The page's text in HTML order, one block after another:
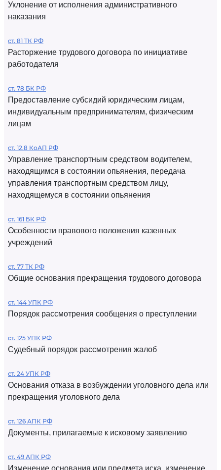
Уклонение от исполнения административного
наказания
ст. 81 ТК РФ
Расторжение трудового договора по инициативе
работодателя
ст. 78 БК РФ
Предоставление субсидий юридическим лицам,
индивидуальным предпринимателям, физическим
лицам
ст. 12.8 КоАП РФ
Управление транспортным средством водителем,
находящимся в состоянии опьянения, передача
управления транспортным средством лицу,
находящемуся в состоянии опьянения
ст. 161 БК РФ
Особенности правового положения казенных
учреждений
ст. 77 ТК РФ
Общие основания прекращения трудового договора
ст. 144 УПК РФ
Порядок рассмотрения сообщения о преступлении
ст. 125 УПК РФ
Судебный порядок рассмотрения жалоб
ст. 24 УПК РФ
Основания отказа в возбуждении уголовного дела или
прекращения уголовного дела
ст. 126 АПК РФ
Документы, прилагаемые к исковому заявлению
ст. 49 АПК РФ
Изменение основания или предмета иска, изменение